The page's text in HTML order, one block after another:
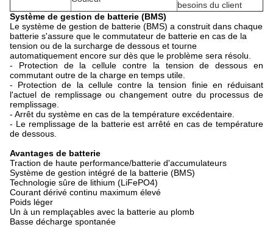
besoins du client
Système de gestion de batterie (BMS)
Le système de gestion de batterie (BMS) a construit dans chaque
batterie s'assure que le commutateur de batterie en cas de la
tension ou de la surcharge de dessous et tourne
automatiquement encore sur dès que le problème sera résolu.
- Protection de la cellule contre la tension de dessous en
commutant outre de la charge en temps utile.
- Protection de la cellule contre la tension finie en réduisant
l'actuel de remplissage ou changement outre du processus de
remplissage.
- Arrêt du système en cas de la température excédentaire.
- Le remplissage de la batterie est arrêté en cas de température
de dessous.
Avantages de batterie
Traction de haute performance/batterie d'accumulateurs
Système de gestion intégré de la batterie (BMS)
Technologie sûre de lithium (LiFePO4)
Courant dérivé continu maximum élevé
Poids léger
Un à un remplaçables avec la batterie au plomb
Basse décharge spontanée